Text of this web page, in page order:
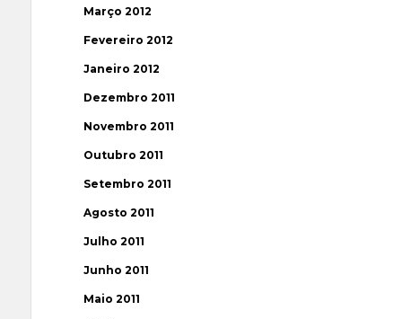
Março 2012
Fevereiro 2012
Janeiro 2012
Dezembro 2011
Novembro 2011
Outubro 2011
Setembro 2011
Agosto 2011
Julho 2011
Junho 2011
Maio 2011